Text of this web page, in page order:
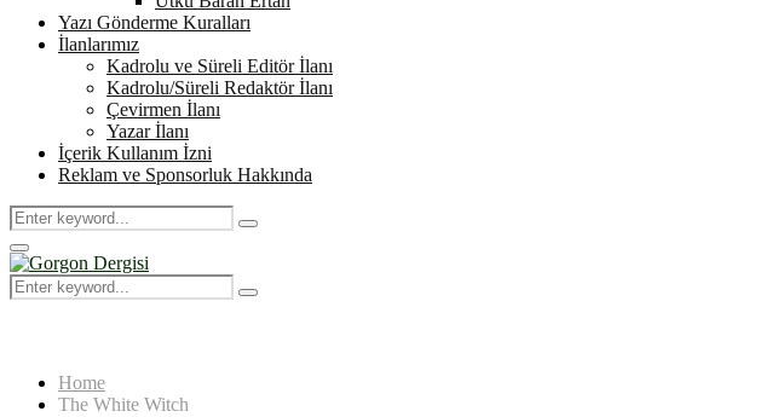
Yazı Gönderme Kuralları
İlanlarımız
Kadrolu ve Süreli Editör İlanı
Kadrolu/Süreli Redaktör İlanı
Çevirmen İlanı
Yazar İlanı
İçerik Kullanım İzni
Reklam ve Sponsorluk Hakkında
Search
for:
Search
Primary
Menu
Search
for:
Search
Home
The White Witch